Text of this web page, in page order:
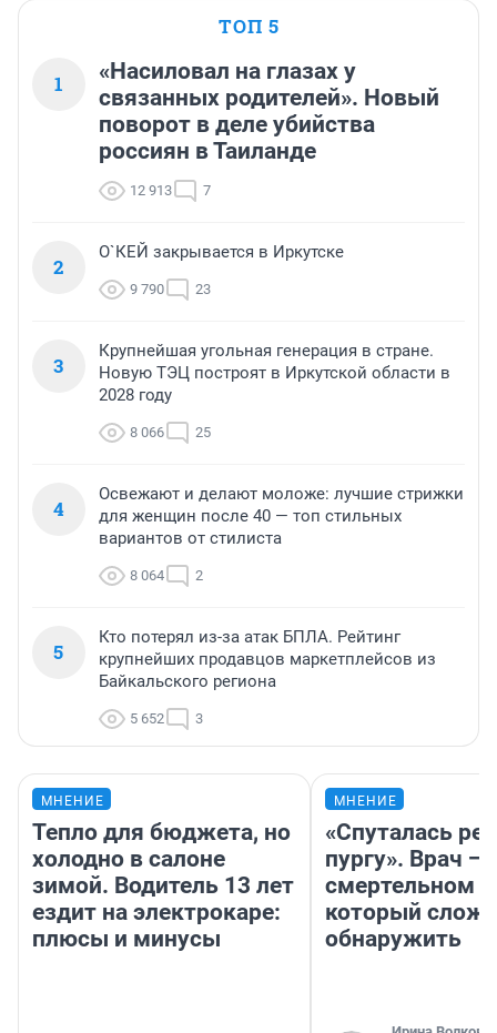
ТОП 5
1
«Насиловал на глазах у
связанных родителей». Новый
поворот в деле убийства
россиян в Таиланде
12 913 7
2
О`КЕЙ закрывается в Иркутске
9 790 23
3
Крупнейшая угольная генерация в стране.
Новую ТЭЦ построят в Иркутской области в
2028 году
8 066 25
4
Освежают и делают моложе: лучшие стрижки
для женщин после 40 — топ стильных
вариантов от стилиста
8 064 2
5
Кто потерял из-за атак БПЛА. Рейтинг
крупнейших продавцов маркетплейсов из
Байкальского региона
5 652 3
МНЕНИЕ
Тепло для бюджета, но
холодно в салоне
зимой. Водитель 13 лет
ездит на электрокаре:
плюсы и минусы
МНЕНИЕ
«Спуталась
пургу». Врач —
смертельном
который
обнаружить